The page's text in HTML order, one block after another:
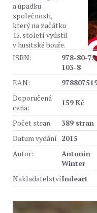
a úpadku
společnosti,
který na začátku
15. století vyústil
v husitské bouře.
ISBN:
978-80-
103-8
EAN:
Doporučená
cena:
159 Kč
Počet stran
389 stran
Datum vydání 2015
Autor:
Antonín
Winter
NakladatelstvíIndeart